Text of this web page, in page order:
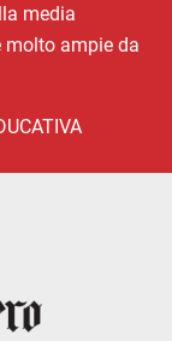
media
molto ampie da